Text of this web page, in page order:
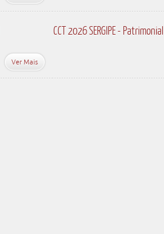
Ver Mais
CCT 2026 SERGIPE - Patrimonial